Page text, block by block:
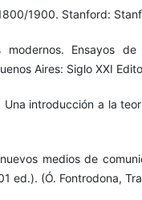
1900. Stanford:
Ensayos de
Aires: Siglo XXI
introducción a la
medios de
ed.). (Ó. Fontrodona,